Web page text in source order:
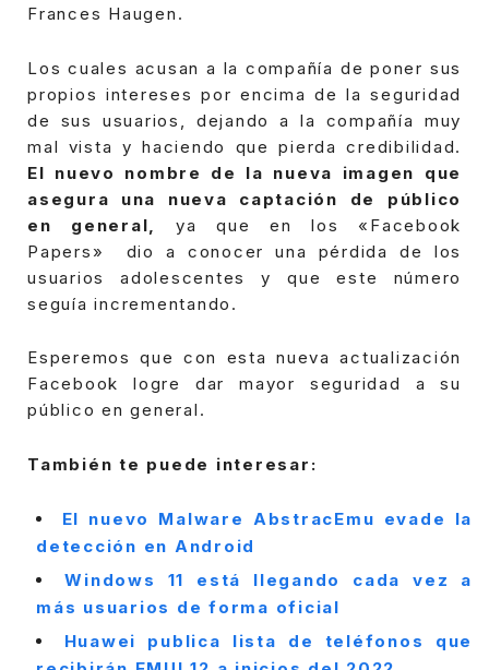
Frances Haugen.
Los cuales acusan a la compañía de poner sus
propios intereses por encima de la seguridad
de sus usuarios, dejando a la compañía muy
mal vista y haciendo que pierda credibilidad.
El nuevo nombre de la nueva imagen que
asegura una nueva captación de público
en general,
ya que en los «Facebook
Papers» dio a conocer una pérdida de los
usuarios adolescentes y que este número
seguía incrementando.
Esperemos que con esta nueva actualización
Facebook logre dar mayor seguridad a su
público en general.
También te puede interesar:
El nuevo Malware AbstracEmu evade la
detección en Android
Windows 11 está llegando cada vez a
más usuarios de forma oficial
Huawei publica lista de teléfonos que